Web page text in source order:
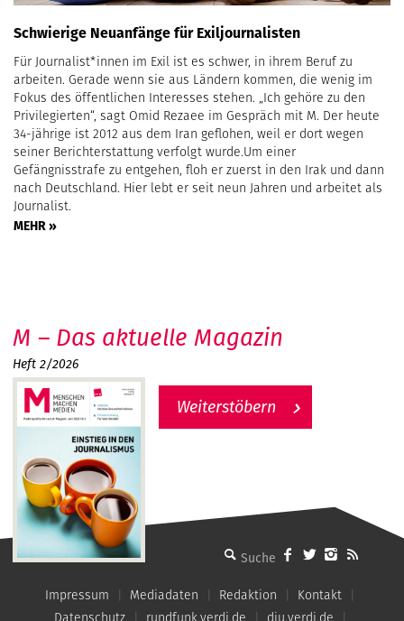
Schwierige Neuanfänge für Exiljournalisten
Für Journalist*innen im Exil ist es schwer, in ihrem Beruf zu
arbeiten. Gerade wenn sie aus Ländern kommen, die wenig im
Fokus des öffentlichen Interesses stehen. „Ich gehöre zu den
Privilegierten“, sagt Omid Rezaee im Gespräch mit M. Der heute
34-jährige ist 2012 aus dem Iran geflohen, weil er dort wegen
seiner Berichterstattung verfolgt wurde.Um einer
Gefängnisstrafe zu entgehen, floh er zuerst in den Irak und dann
nach Deutschland. Hier lebt er seit neun Jahren und arbeitet als
Journalist.
MEHR »
MMM - Menschen machen Medien
M – Das aktuelle Magazin
Heft 2/2026
Weiterstöbern
Impressum Mediadaten Redaktion
Kontakt